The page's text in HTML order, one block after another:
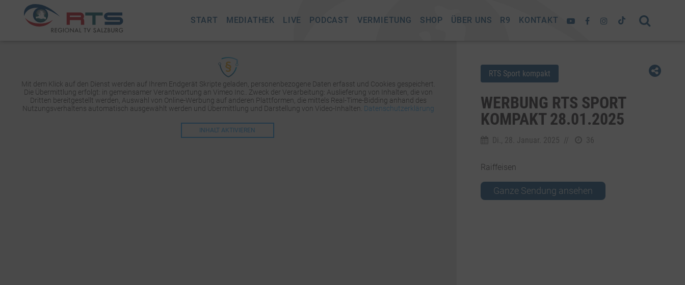
START MEDIATHEK LIVE PODCAST VERMIETUNG SHOP ÜBER UNS R9 KONTAKT
Mit dem Klick auf den Dienst werden auf Ihrem Endgerät Skripte geladen, personenbezogene Daten erfasst und Cookies gespeichert.
Die Übermittlung erfolgt: in gemeinsamer Verantwortung an Vimeo Inc.. Zweck der Verarbeitung: Auslieferung von Inhalten, die von
Dritten bereitgestellt werden, Auswahl von Online-Werbung auf anderen Plattformen, die mittels Real-Time-Bidding anhand des
Nutzungsverhaltens automatisch ausgewählt werden und Übermittlung und Darstellung von Video-Inhalten. Datenschutzerklärung
INHALT AKTIVIEREN
RTS Sport kompakt
WERBUNG RTS SPORT
KOMPAKT 28.01.2025
Di., 28. Januar. 2025 // 36
Raiffeisen
Ganze Sendung ansehen